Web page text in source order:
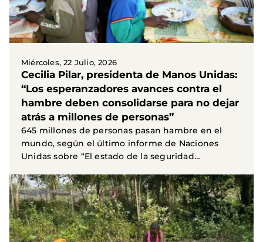
Miércoles, 22 Julio, 2026
Cecilia Pilar, presidenta de Manos Unidas:
“Los esperanzadores avances contra el
hambre deben consolidarse para no dejar
atrás a millones de personas”
645 millones de personas pasan hambre en el
mundo, según el último informe de Naciones
Unidas sobre “El estado de la seguridad